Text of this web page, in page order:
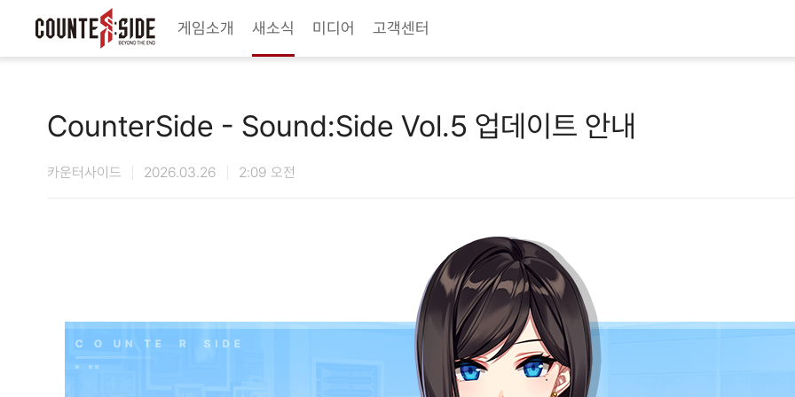
게임소개 새소식 미디어 고객센터
TwitterYoutubeNaver Game
Steam
CounterSide - Sound:Side Vol.5 업데이트 안내
카운터사이드 2026.03.26 2:09 오전